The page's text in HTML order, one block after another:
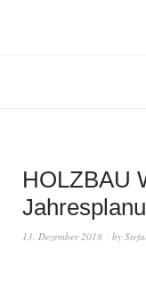
HOLZBAU
13. Dezember 2018 by